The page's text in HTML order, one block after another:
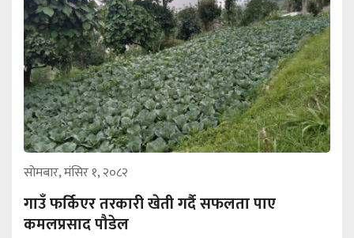
सोमबार, मंसिर १, २०८२
गाउँ फर्किएर तरकारी खेती गर्दै सफलता पाए
कमलप्रसाद पौडेल